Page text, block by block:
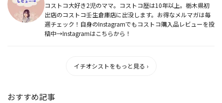
コストコ大好き2児のママ。コストコ歴は10年以上。栃木県初
出店のコストコ壬生倉庫店に出没します。お得なメルマガは毎
週チェック！自身のInstagramでもコストコ購入品レビューを投
稿中→Instagramはこちらから！
イチオシストをもっと見る ›
おすすめ記事